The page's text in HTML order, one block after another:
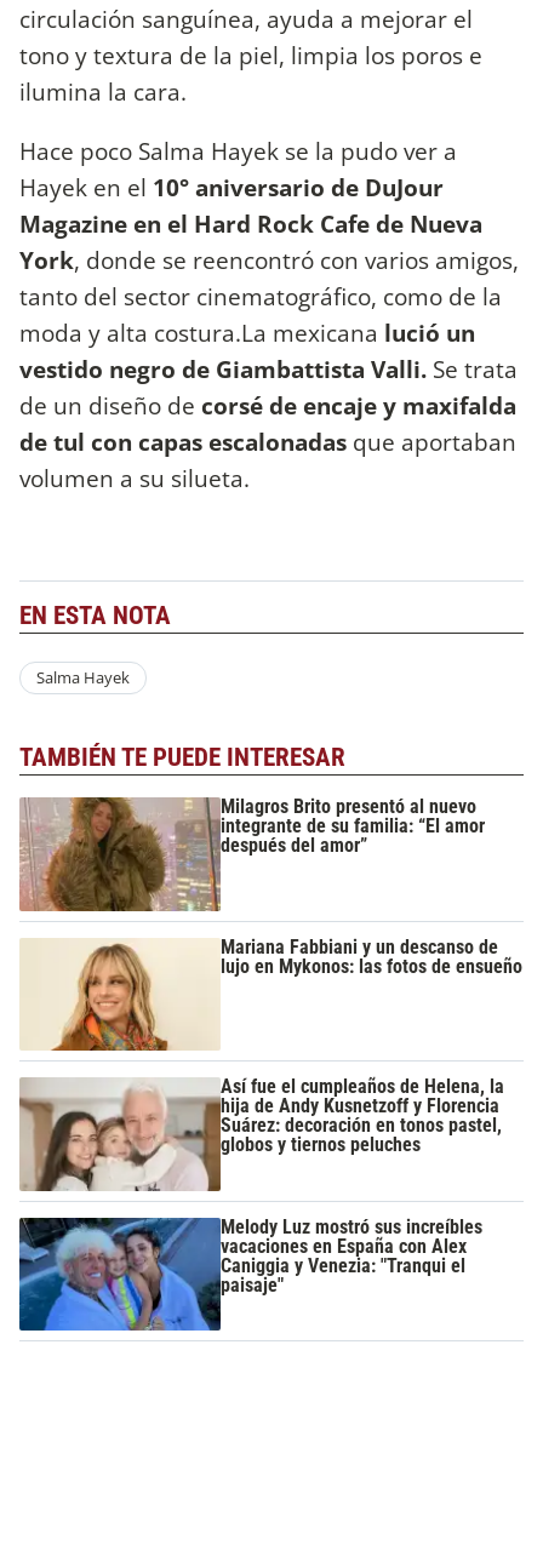
circulación sanguínea, ayuda a mejorar el
tono y textura de la piel, limpia los poros e
ilumina la cara.
Hace poco Salma Hayek se la pudo ver a
Hayek en el 10° aniversario de DuJour
Magazine en el Hard Rock Cafe de Nueva
York, donde se reencontró con varios amigos,
tanto del sector cinematográfico, como de la
moda y alta costura.La mexicana lució un
vestido negro de Giambattista Valli. Se trata
de un diseño de corsé de encaje y maxifalda
de tul con capas escalonadas que aportaban
volumen a su silueta.
EN ESTA NOTA
Salma Hayek
TAMBIÉN TE PUEDE INTERESAR
Milagros Brito presentó al nuevo
integrante de su familia: “El amor
después del amor”
Mariana Fabbiani y un descanso de
lujo en Mykonos: las fotos de ensueño
Así fue el cumpleaños de Helena, la
hija de Andy Kusnetzoff y Florencia
Suárez: decoración en tonos pastel,
globos y tiernos peluches
Melody Luz mostró sus increíbles
vacaciones en España con Alex
Caniggia y Venezia: "Tranqui el
paisaje"